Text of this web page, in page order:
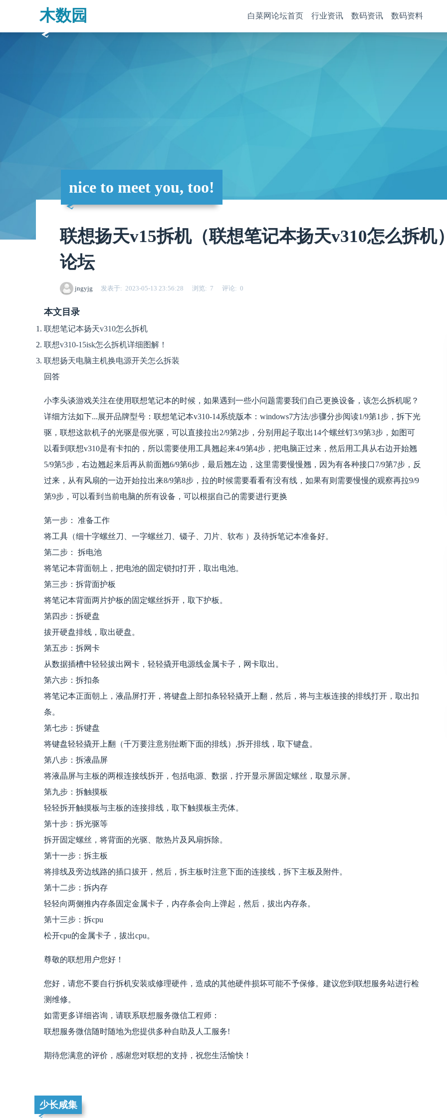
木数园 白菜网论坛首页 行业资讯 数码资讯 数码资料
nice to meet you, too!
联想扬天v15拆机（联想笔记本扬天v310怎么拆机
论坛
jngyjg 发表于 2023-05-13 23:56:28 浏览 7 评论 0
本文目录
联想笔记本扬天v310怎么拆机
联想v310-15isk怎么拆机详细图解！
联想扬天电脑主机换电源开关怎么拆装
回答
小李头谈游戏关注在使用联想笔记本的时候，如果遇到一些小问题需要我们自己更换设备，该怎么拆机呢？
详细方法如下...展开品牌型号：联想笔记本v310-14系统版本：windows7方法/步骤分步阅读1/9第1步，拆下光
驱，联想这款机子的光驱是假光驱，可以直接拉出2/9第2步，分别用起子取出14个螺丝钉3/9第3步，如图可
以看到联想v310是有卡扣的，所以需要使用工具翘起来4/9第4步，把电脑正过来，然后用工具从右边开始翘
5/9第5步，右边翘起来后再从前面翘6/9第6步，最后翘左边，这里需要慢慢翘，因为有各种接口7/9第7步，反
过来，从有风扇的一边开始拉出来8/9第8步，拉的时候需要看看有没有线，如果有则需要慢慢的观察再拉9/9
第9步，可以看到当前电脑的所有设备，可以根据自己的需要进行更换
第一步： 准备工作
将工具（细十字螺丝刀、一字螺丝刀、镊子、刀片、软布 ）及待拆笔记本准备好。
第二步： 拆电池
将笔记本背面朝上，把电池的固定锁扣打开，取出电池。
第三步：拆背面护板
将笔记本背面两片护板的固定螺丝拆开，取下护板。
第四步：拆硬盘
拔开硬盘排线，取出硬盘。
第五步：拆网卡
从数据插槽中轻轻拔出网卡，轻轻撬开电源线金属卡子，网卡取出。
第六步：拆扣条
将笔记本正面朝上，液晶屏打开，将键盘上部扣条轻轻撬开上翻，然后，将与主板连接的排线打开，取出扣
条。
第七步：拆键盘
将键盘轻轻撬开上翻（千万要注意别扯断下面的排线）,拆开排线，取下键盘。
第八步：拆液晶屏
将液晶屏与主板的两根连接线拆开，包括电源、数据，拧开显示屏固定螺丝，取显示屏。
第九步：拆触摸板
轻轻拆开触摸板与主板的连接排线，取下触摸板主壳体。
第十步：拆光驱等
拆开固定螺丝，将背面的光驱、散热片及风扇拆除。
第十一步：拆主板
将排线及旁边线路的插口拔开，然后，拆主板时注意下面的连接线，拆下主板及附件。
第十二步：拆内存
轻轻向两侧推内存条固定金属卡子，内存条会向上弹起，然后，拔出内存条。
第十三步：拆cpu
松开cpu的金属卡子，拔出cpu。
尊敬的联想用户您好！
您好，请您不要自行拆机安装或修理硬件，造成的其他硬件损坏可能不予保修。建议您到联想服务站进行检
测维修。
如需更多详细咨询，请联系联想服务微信工程师：
联想服务微信随时随地为您提供多种自助及人工服务!
期待您满意的评价，感谢您对联想的支持，祝您生活愉快！
少长咸集